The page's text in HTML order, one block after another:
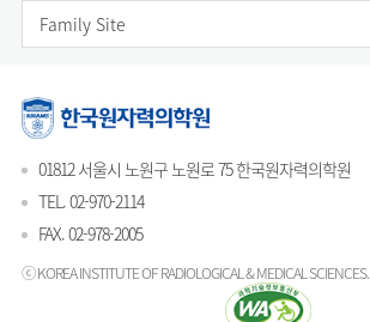
Family Site
01812 서울시 노원구 노원로 75 한국원자력의학원
TEL. 02-970-2114
FAX. 02-978-2005
ⓒ KOREA INSTITUTE OF RADIOLOGICAL & MEDICAL SCIENCES.